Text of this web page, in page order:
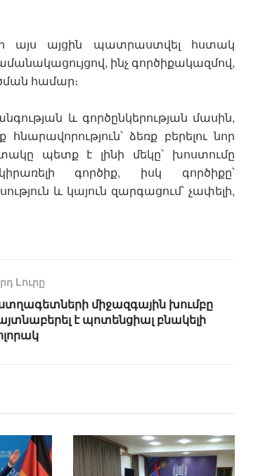
այցին պատրաստվել հստակ
ինչ գործիքակազմով,
համար։
և գործընկերության մասին,
ձեռք բերելու նոր
պետք է լինի մեկը՝ խոստումը
գործիք, իսկ գործիքը՝
և կայուն զարգացում՝ չափելի,
Lուրը
միջազգային խումբը
է պոտենցիալ բնակելի